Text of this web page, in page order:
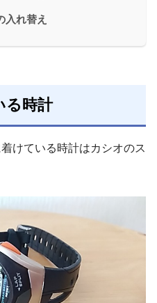
入れ替え
る時計
けている時計はカシオのス